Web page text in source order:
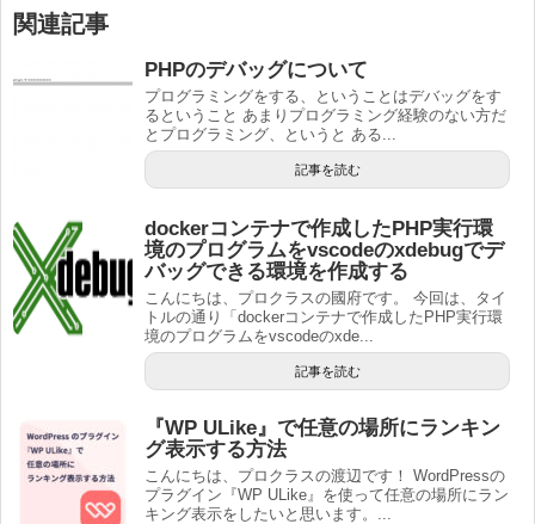
関連記事
PHPのデバッグについて
プログラミングをする、ということはデバッグをす
るということ あまりプログラミング経験のない方だ
とプログラミング、というと ある...
記事を読む
dockerコンテナで作成したPHP実行環
境のプログラムをvscodeのxdebugでデ
バッグできる環境を作成する
こんにちは、プロクラスの國府です。 今回は、タイ
トルの通り「dockerコンテナで作成したPHP実行環
境のプログラムをvscodeのxde...
記事を読む
『WP ULike』で任意の場所にランキン
グ表示する方法
こんにちは、プロクラスの渡辺です！ WordPressの
プラグイン『WP ULike』を使って任意の場所にラン
キング表示をしたいと思います。...